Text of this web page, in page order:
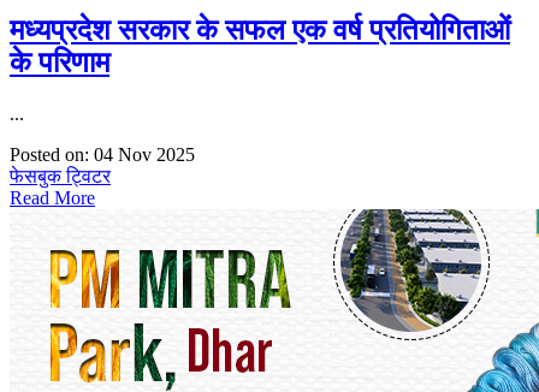
मध्यप्रदेश सरकार के सफल एक वर्ष प्रतियोगिताओं
के परिणाम
...
Posted on: 04 Nov 2025
फेसबुकट्विटर
Read More